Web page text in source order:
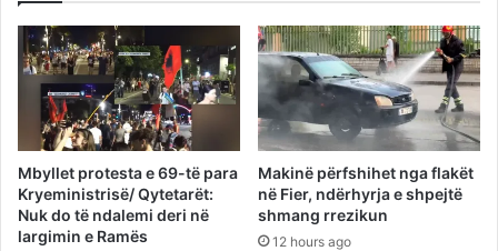
Mbyllet protesta e 69-të para
Kryeministrisë/ Qytetarët:
Nuk do të ndalemi deri në
largimin e Ramës
Makinë përfshihet nga flakët
në Fier, ndërhyrja e shpejtë
shmang rrezikun
12 hours ago